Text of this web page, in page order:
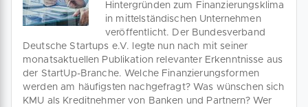
Hintergründen zum Finanzierungsklima
in mittelständischen Unternehmen
veröffentlicht. Der Bundesverband
Deutsche Startups e.V. legte nun nach mit seiner
monatsaktuellen Publikation relevanter Erkenntnisse aus
der StartUp-Branche. Welche Finanzierungsformen
werden am häufigsten nachgefragt? Was wünschen sich
KMU als Kreditnehmer von Banken und Partnern? Wer